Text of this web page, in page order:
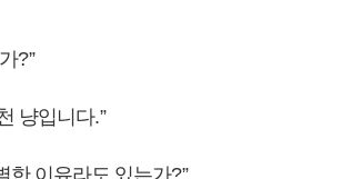
?”
냥입니다.”
한 이유라도 있는가?”